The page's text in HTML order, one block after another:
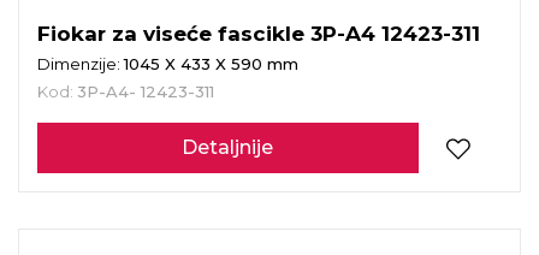
Fiokar za viseće fascikle 3P-A4 12423-311
Dimenzije:1045 X 433 X 590 mm
Kod: 3P-A4- 12423-311
Detaljnije